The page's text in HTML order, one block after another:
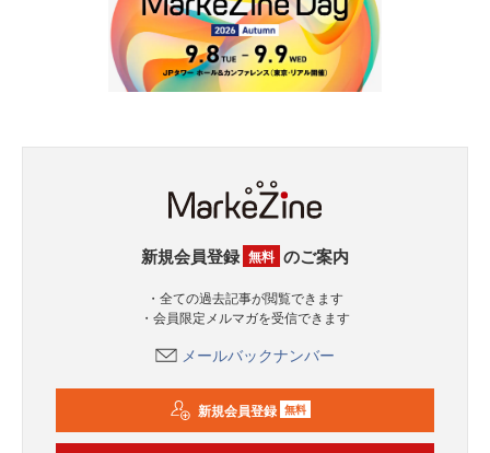
新規会員登録 無料 のご案内
・全ての過去記事が閲覧できます
・会員限定メルマガを受信できます
メールバックナンバー
新規会員登録 無料